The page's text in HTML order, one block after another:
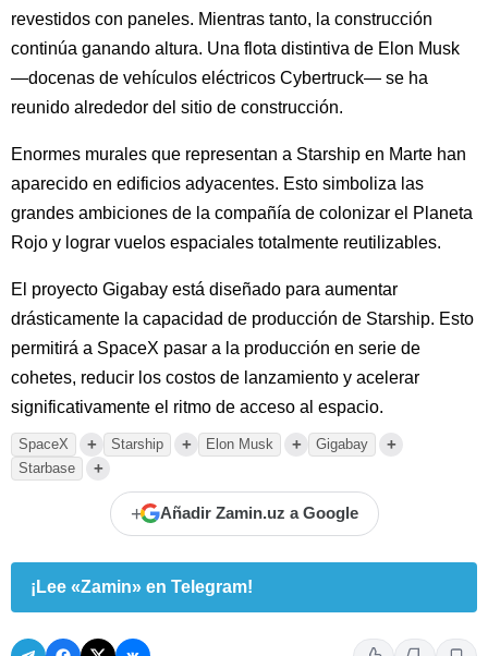
revestidos con paneles. Mientras tanto, la construcción
continúa ganando altura. Una flota distintiva de Elon Musk
—docenas de vehículos eléctricos Cybertruck— se ha
reunido alrededor del sitio de construcción.
Enormes murales que representan a Starship en Marte han
aparecido en edificios adyacentes. Esto simboliza las
grandes ambiciones de la compañía de colonizar el Planeta
Rojo y lograr vuelos espaciales totalmente reutilizables.
El proyecto Gigabay está diseñado para aumentar
drásticamente la capacidad de producción de Starship. Esto
permitirá a SpaceX pasar a la producción en serie de
cohetes, reducir los costos de lanzamiento y acelerar
significativamente el ritmo de acceso al espacio.
SpaceX + Starship + Elon Musk + Gigabay +
Starbase +
+ Añadir Zamin.uz a Google
¡Lee «Zamin» en Telegram!